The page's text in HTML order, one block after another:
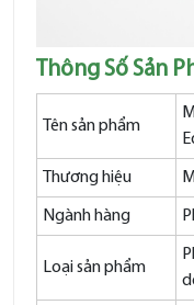
Thông Số Sản
Tên sản phẩm
Thương hiệu
Ngành hàng
Loại sản phẩm